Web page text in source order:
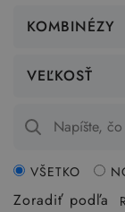
KOMBINÉZY
VEĽKOSŤ
Zoradiť podľa
VŠETKO